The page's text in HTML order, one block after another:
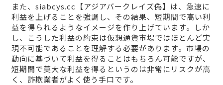
また、siabcys.cc【アジアバークレイズ偽】は、急速に
利益を上げることを強調し、その結果、短期間で高い利
益を得られるようなイメージを作り上げています。しか
し、こうした利益の約束は仮想通貨市場ではほとんど実
現不可能であることを理解する必要があります。市場の
動向に基づいて利益を得ることはもちろん可能ですが、
短期間で莫大な利益を得るというのは非常にリスクが高
く、詐欺業者がよく使う手口です。